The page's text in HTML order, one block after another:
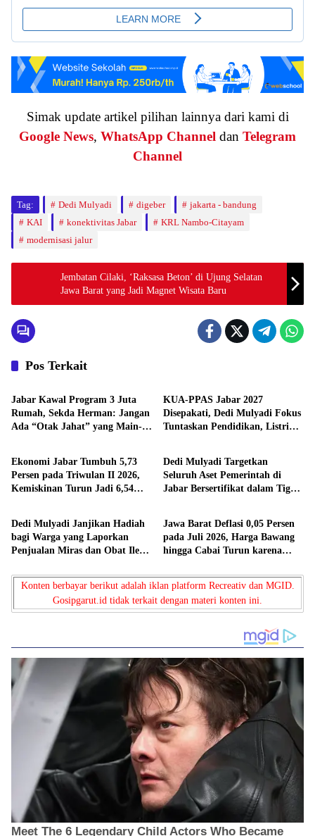
Simak update artikel pilihan lainnya dari kami di
Google News, WhatsApp Channel dan Telegram
Channel
Tag: Dedi Mulyadi digeber
jakarta - bandung
KAI
konektivitas Jabar
KRL Nambo-Citayam
modernisasi jalur
Jembatan Cilaki, ‘Raksasa Beton’ di Ujung Selatan
Jawa Barat yang Jadi Magnet Wisata Baru
Pos Terkait
Jawa Barat
Jabar Kawal Program 3 Juta
Rumah, Sekda Herman: Jangan
Ada “Otak Jahat” yang Main-
KUA-PPAS Jabar 2027
Disepakati, Dedi Mulyadi Fokus
Tuntaskan Pendidikan, Listrik,
Jawa Barat
Ekonomi Jabar Tumbuh 5,73
Persen pada Triwulan II 2026,
Kemiskinan Turun Jadi 6,54
Jawa Barat
Dedi Mulyadi Targetkan
Seluruh Aset Pemerintah di
Jabar Bersertifikat dalam Tiga
Jawa Barat
Dedi Mulyadi Janjikan Hadiah
bagi Warga yang Laporkan
Penjualan Miras dan Obat Ilegal
Jawa Barat
Jawa Barat Deflasi 0,05 Persen
pada Juli 2026, Harga Bawang
hingga Cabai Turun karena
Konten berbayar berikut adalah iklan platform Recreativ dan MGID.
Gosipgarut.id tidak terkait dengan materi konten ini.